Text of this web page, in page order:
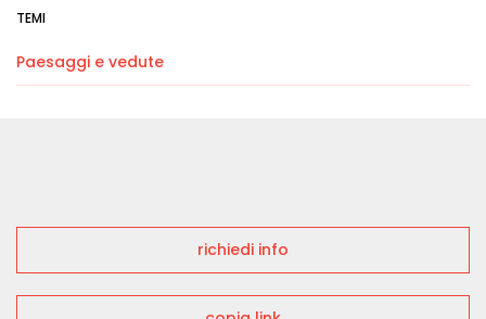
TEMI
Paesaggi e vedute
richiedi info